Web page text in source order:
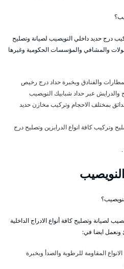
درج حديد داخلي النويصيب لصيانة وتصليح
والمشافي والمؤسسات الحكومية وغيرها
والفنادق وبخبرة حداد درج رخيص
والدرايش عبر حداد شبابيك النويصيب
بمختلف الاحجام وتركيب مخازن حديد
وتركيب كافة انواع الدرابزين وتصليح درج
لصيانة وتصليح كافة أنواع الادراج الداخلية
ونعمل ايضا في:
المقاومة للرطوبة والصدأ وبخبرة